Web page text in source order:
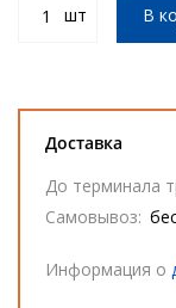
шт
В
Доставка
До терминала
Самовывоз:
Информация о